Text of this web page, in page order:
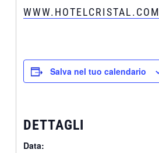
WWW.HOTELCRISTAL.COM
Salva nel tuo calendario
DETTAGLI
Data: